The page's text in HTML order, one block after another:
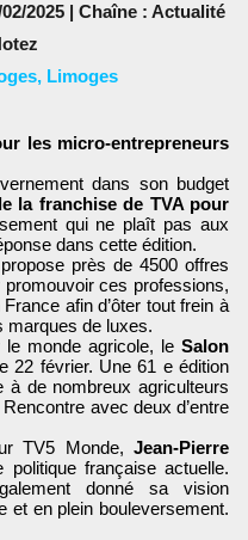
2025 | Chaîne : Actualité
, Limoges
les micro-entrepreneurs
dans son budget
la franchise de TVA pour
qui ne plaît pas aux
dans cette édition.
propose près de 4500 offres
ces professions,
afin d’ôter tout frein à
marques de luxes.
le monde agricole, le Salon
22 février. Une 61 e édition
à de nombreux agriculteurs
avec deux d’entre
TV5 Monde, Jean-Pierre
française actuelle.
donné sa vision
et en plein bouleversement.